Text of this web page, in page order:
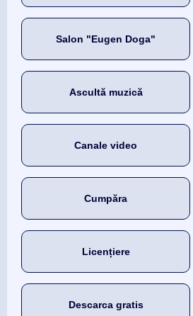
Salon "Eugen Doga"
Ascultă muzică
Canale video
Cumpăra
Licențiere
Descarca gratis